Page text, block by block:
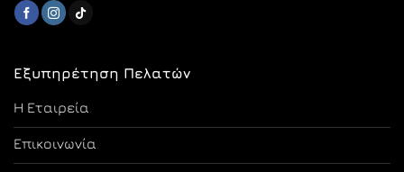
Εξυπηρέτηση Πελατών
Η Εταιρεία
Επικοινωνία